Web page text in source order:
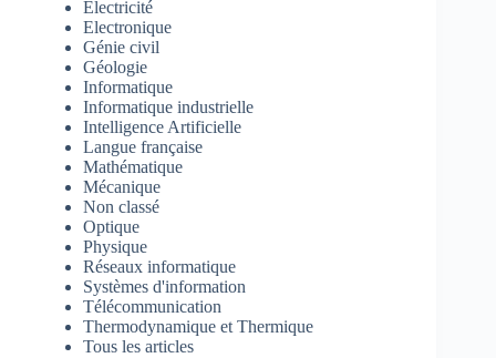
Electricité
Electronique
Génie civil
Géologie
Informatique
Informatique industrielle
Intelligence Artificielle
Langue française
Mathématique
Mécanique
Non classé
Optique
Physique
Réseaux informatique
Systèmes d'information
Télécommunication
Thermodynamique et Thermique
Tous les articles